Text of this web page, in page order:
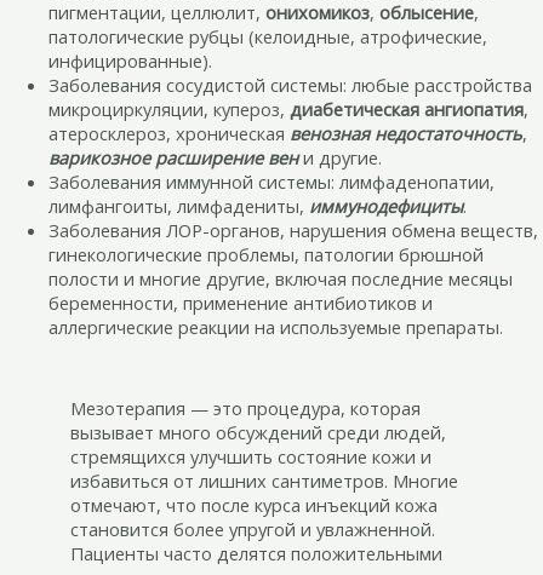
пигментации, целлюлит, онихомикоз, облысение,
патологические рубцы (келоидные, атрофические,
инфицированные).
Заболевания сосудистой системы: любые расстройства
микроциркуляции, купероз, диабетическая ангиопатия,
атеросклероз, хроническая венозная недостаточность,
варикозное расширение вени другие.
Заболевания иммунной системы: лимфаденопатии,
лимфангоиты, лимфадениты, иммунодефициты.
Заболевания ЛОР-органов, нарушения обмена веществ,
гинекологические проблемы, патологии брюшной
полости и многие другие, включая последние месяцы
беременности, применение антибиотиков и
аллергические реакции на используемые препараты.
Мезотерапия — это процедура, которая
вызывает много обсуждений среди людей,
стремящихся улучшить состояние кожи и
избавиться от лишних сантиметров. Многие
отмечают, что после курса инъекций кожа
становится более упругой и увлажненной.
Пациенты часто делятся положительными